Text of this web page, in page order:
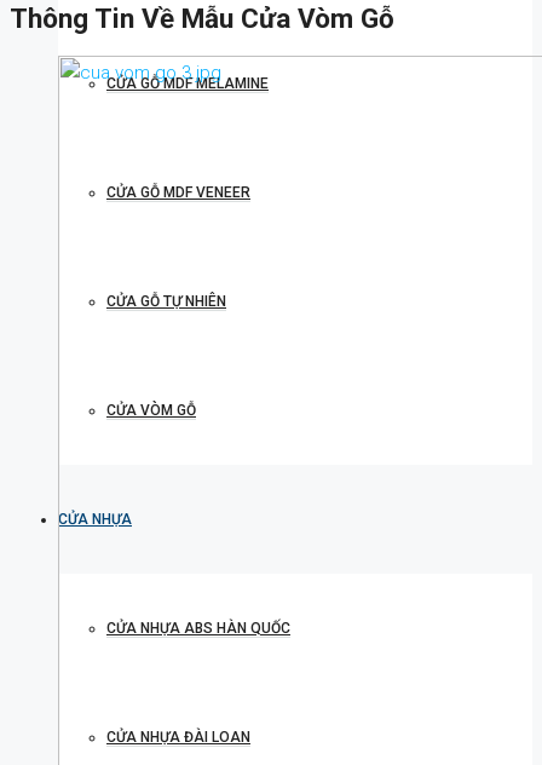
CỬA GỖ MDF MELAMINE
CỬA GỖ MDF VENEER
CỬA GỖ TỰ NHIÊN
CỬA VÒM GỖ
CỬA NHỰA
CỬA NHỰA ABS HÀN QUỐC
CỬA NHỰA ĐÀI LOAN
Thông Tin Về Mẫu Cửa Vòm Gỗ